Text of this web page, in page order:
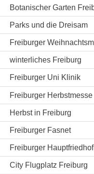
Botanischer Garten
Parks und die Dreisam
Freiburger
winterliches Freiburg
Freiburger Uni Klinik
Freiburger Herbstmesse
Herbst in Freiburg
Freiburger Fasnet
Freiburger Hauptfriedhof
City Flugplatz Freiburg